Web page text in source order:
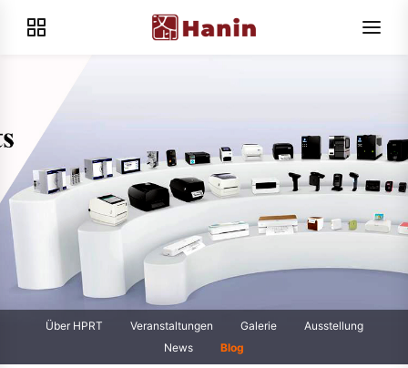
Über HPRT Veranstaltungen Galerie
Ausstellung
News
Blog